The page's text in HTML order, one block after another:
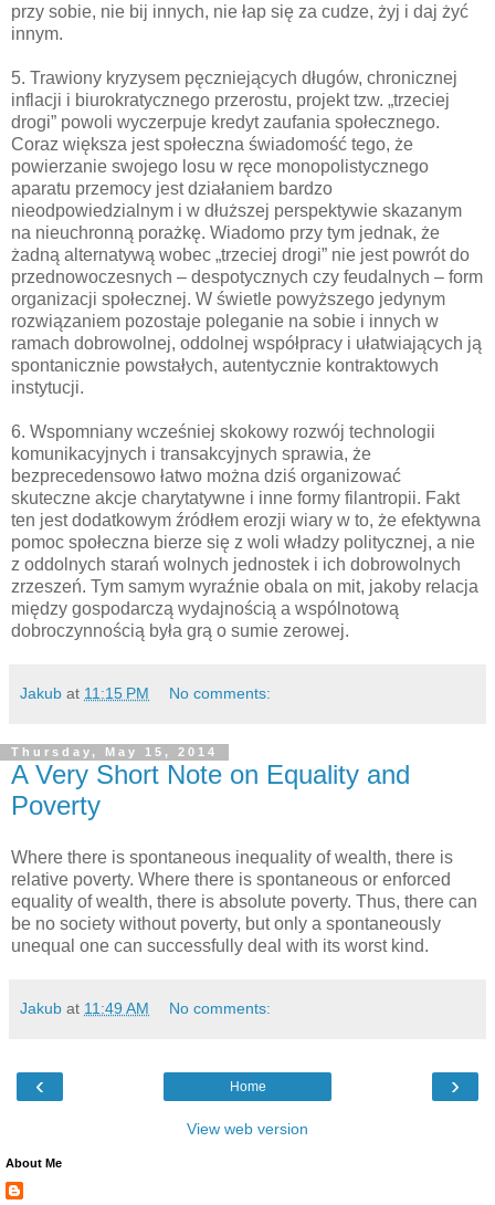
przy sobie, nie bij innych, nie łap się za cudze, żyj i daj żyć
innym.
5. Trawiony kryzysem pęczniejących długów, chronicznej
inflacji i biurokratycznego przerostu, projekt tzw. „trzeciej
drogi” powoli wyczerpuje kredyt zaufania społecznego.
Coraz większa jest społeczna świadomość tego, że
powierzanie swojego losu w ręce monopolistycznego
aparatu przemocy jest działaniem bardzo
nieodpowiedzialnym i w dłuższej perspektywie skazanym
na nieuchronną porażkę. Wiadomo przy tym jednak, że
żadną alternatywą wobec „trzeciej drogi” nie jest powrót do
przednowoczesnych – despotycznych czy feudalnych – form
organizacji społecznej. W świetle powyższego jedynym
rozwiązaniem pozostaje poleganie na sobie i innych w
ramach dobrowolnej, oddolnej współpracy i ułatwiających ją
spontanicznie powstałych, autentycznie kontraktowych
instytucji.
6. Wspomniany wcześniej skokowy rozwój technologii
komunikacyjnych i transakcyjnych sprawia, że
bezprecedensowo łatwo można dziś organizować
skuteczne akcje charytatywne i inne formy filantropii. Fakt
ten jest dodatkowym źródłem erozji wiary w to, że efektywna
pomoc społeczna bierze się z woli władzy politycznej, a nie
z oddolnych starań wolnych jednostek i ich dobrowolnych
zrzeszeń. Tym samym wyraźnie obala on mit, jakoby relacja
między gospodarczą wydajnością a wspólnotową
dobroczynnością była grą o sumie zerowej.
Jakub at 11:15 PM No comments:
Thursday, May 15, 2014
A Very Short Note on Equality and
Poverty
Where there is spontaneous inequality of wealth, there is
relative poverty. Where there is spontaneous or enforced
equality of wealth, there is absolute poverty. Thus, there can
be no society without poverty, but only a spontaneously
unequal one can successfully deal with its worst kind.
Jakub at 11:49 AM No comments:
‹ ›
Home
View web version
About Me